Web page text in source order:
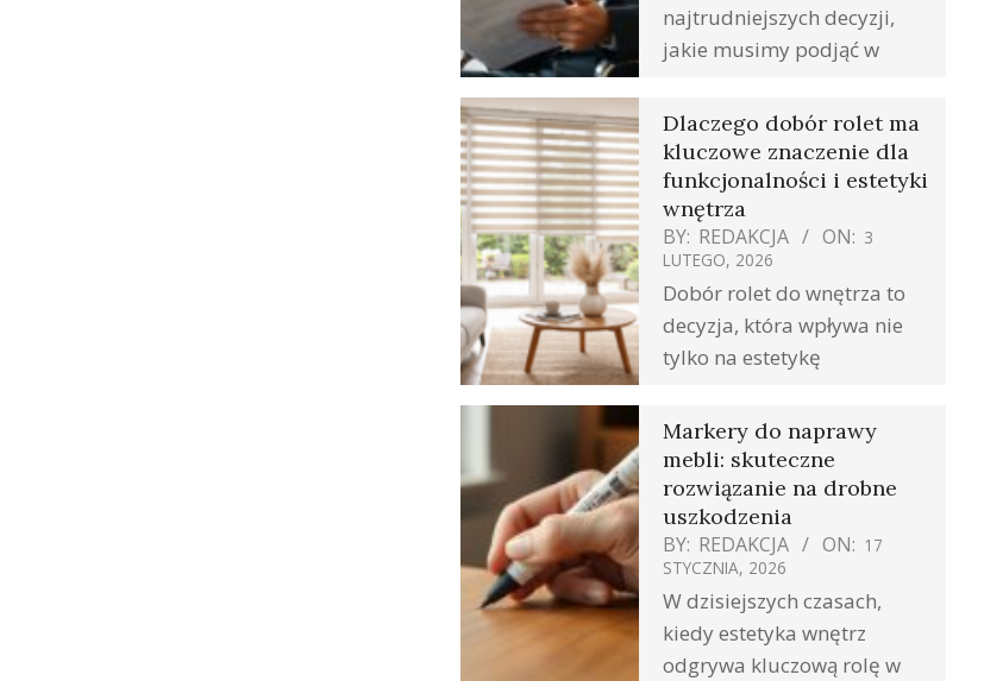
najtrudniejszych decyzji,
jakie musimy podjąć w
Dlaczego dobór rolet ma
kluczowe znaczenie dla
funkcjonalności i estetyki
wnętrza
BY: REDAKCJA ON: 3
LUTEGO, 2026
Dobór rolet do wnętrza to
decyzja, która wpływa nie
tylko na estetykę
Markery do naprawy
mebli: skuteczne
rozwiązanie na drobne
uszkodzenia
BY: REDAKCJA ON: 17
STYCZNIA, 2026
W dzisiejszych czasach,
kiedy estetyka wnętrz
odgrywa kluczową rolę w